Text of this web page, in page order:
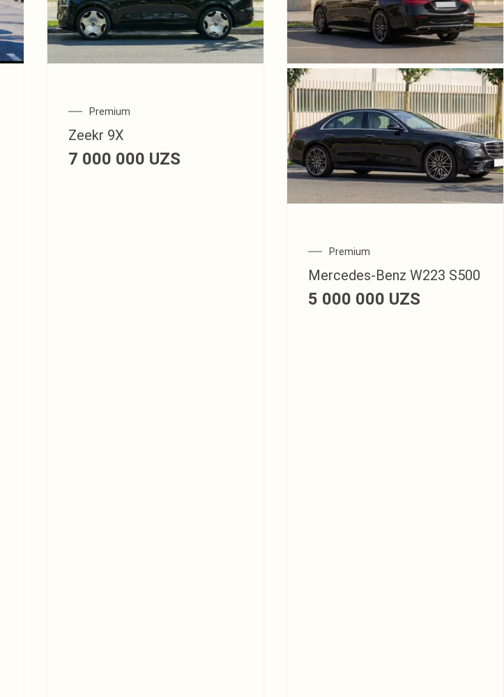
Premium
Zeekr 9X
7 000 000 UZS
Premium
Mercedes‑Benz W223 S500
5 000 000 UZS